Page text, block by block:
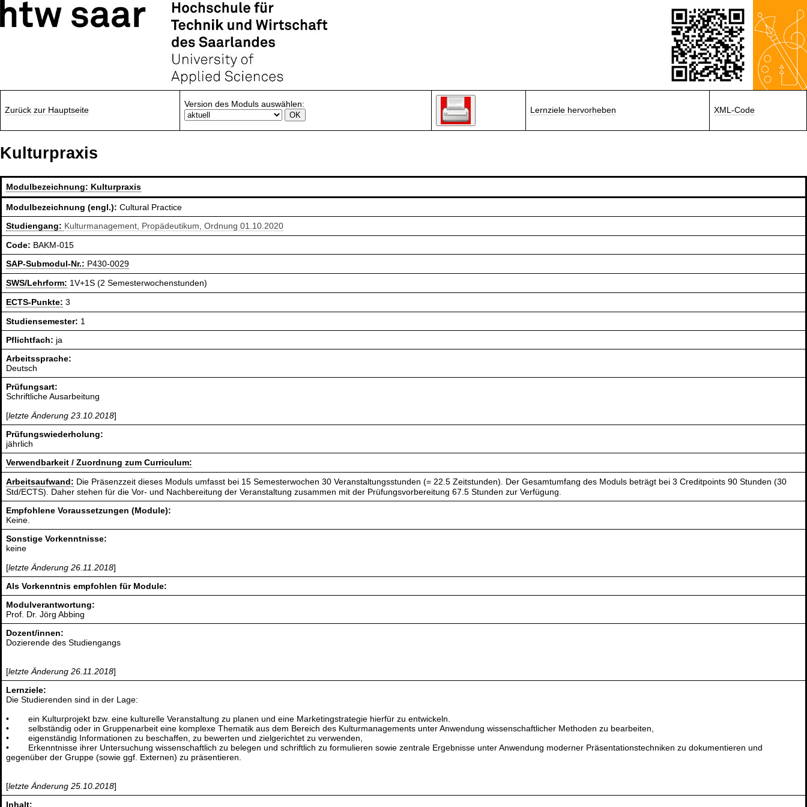
Zurück zur Hauptseite
Version des Moduls auswählen:
Lernziele hervorheben XML-Code
Kulturpraxis
Modulbezeichnung: Kulturpraxis
Modulbezeichnung (engl.):Cultural Practice
Studiengang: Kulturmanagement, Propädeutikum, Ordnung 01.10.2020
Code: BAKM-015
SAP-Submodul-Nr.: P430-0029
SWS/Lehrform: 1V+1S (2 Semesterwochenstunden)
ECTS-Punkte: 3
Studiensemester: 1
Pflichtfach: ja
Arbeitssprache:
Deutsch
Prüfungsart:
Schriftliche Ausarbeitung
[letzte Änderung 23.10.2018]
Prüfungswiederholung:
jährlich
Verwendbarkeit / Zuordnung zum Curriculum:
Arbeitsaufwand: Die Präsenzzeit dieses Moduls umfasst bei 15 Semesterwochen 30 Veranstaltungsstunden (= 22.5 Zeitstunden). Der Gesamtumfang des Moduls beträgt bei 3 Creditpoints 90 Stunden (30
Std/ECTS). Daher stehen für die Vor- und Nachbereitung der Veranstaltung zusammen mit der Prüfungsvorbereitung 67.5 Stunden zur Verfügung.
Empfohlene Voraussetzungen (Module):
Keine.
Sonstige Vorkenntnisse:
keine
[letzte Änderung 26.11.2018]
Als Vorkenntnis empfohlen für Module:
Modulverantwortung:
Prof. Dr. Jörg Abbing
Dozent/innen:
Dozierende des Studiengangs
[letzte Änderung 26.11.2018]
Lernziele:
Die Studierenden sind in der Lage:
• ein Kulturprojekt bzw. eine kulturelle Veranstaltung zu planen und eine Marketingstrategie hierfür zu entwickeln.
• selbständig oder in Gruppenarbeit eine komplexe Thematik aus dem Bereich des Kulturmanagements unter Anwendung wissenschaftlicher Methoden zu bearbeiten,
• eigenständig Informationen zu beschaffen, zu bewerten und zielgerichtet zu verwenden,
• Erkenntnisse ihrer Untersuchung wissenschaftlich zu belegen und schriftlich zu formulieren sowie zentrale Ergebnisse unter Anwendung moderner Präsentationstechniken zu dokumentieren und
gegenüber der Gruppe (sowie ggf. Externen) zu präsentieren.
[letzte Änderung 25.10.2018]
Inhalt: